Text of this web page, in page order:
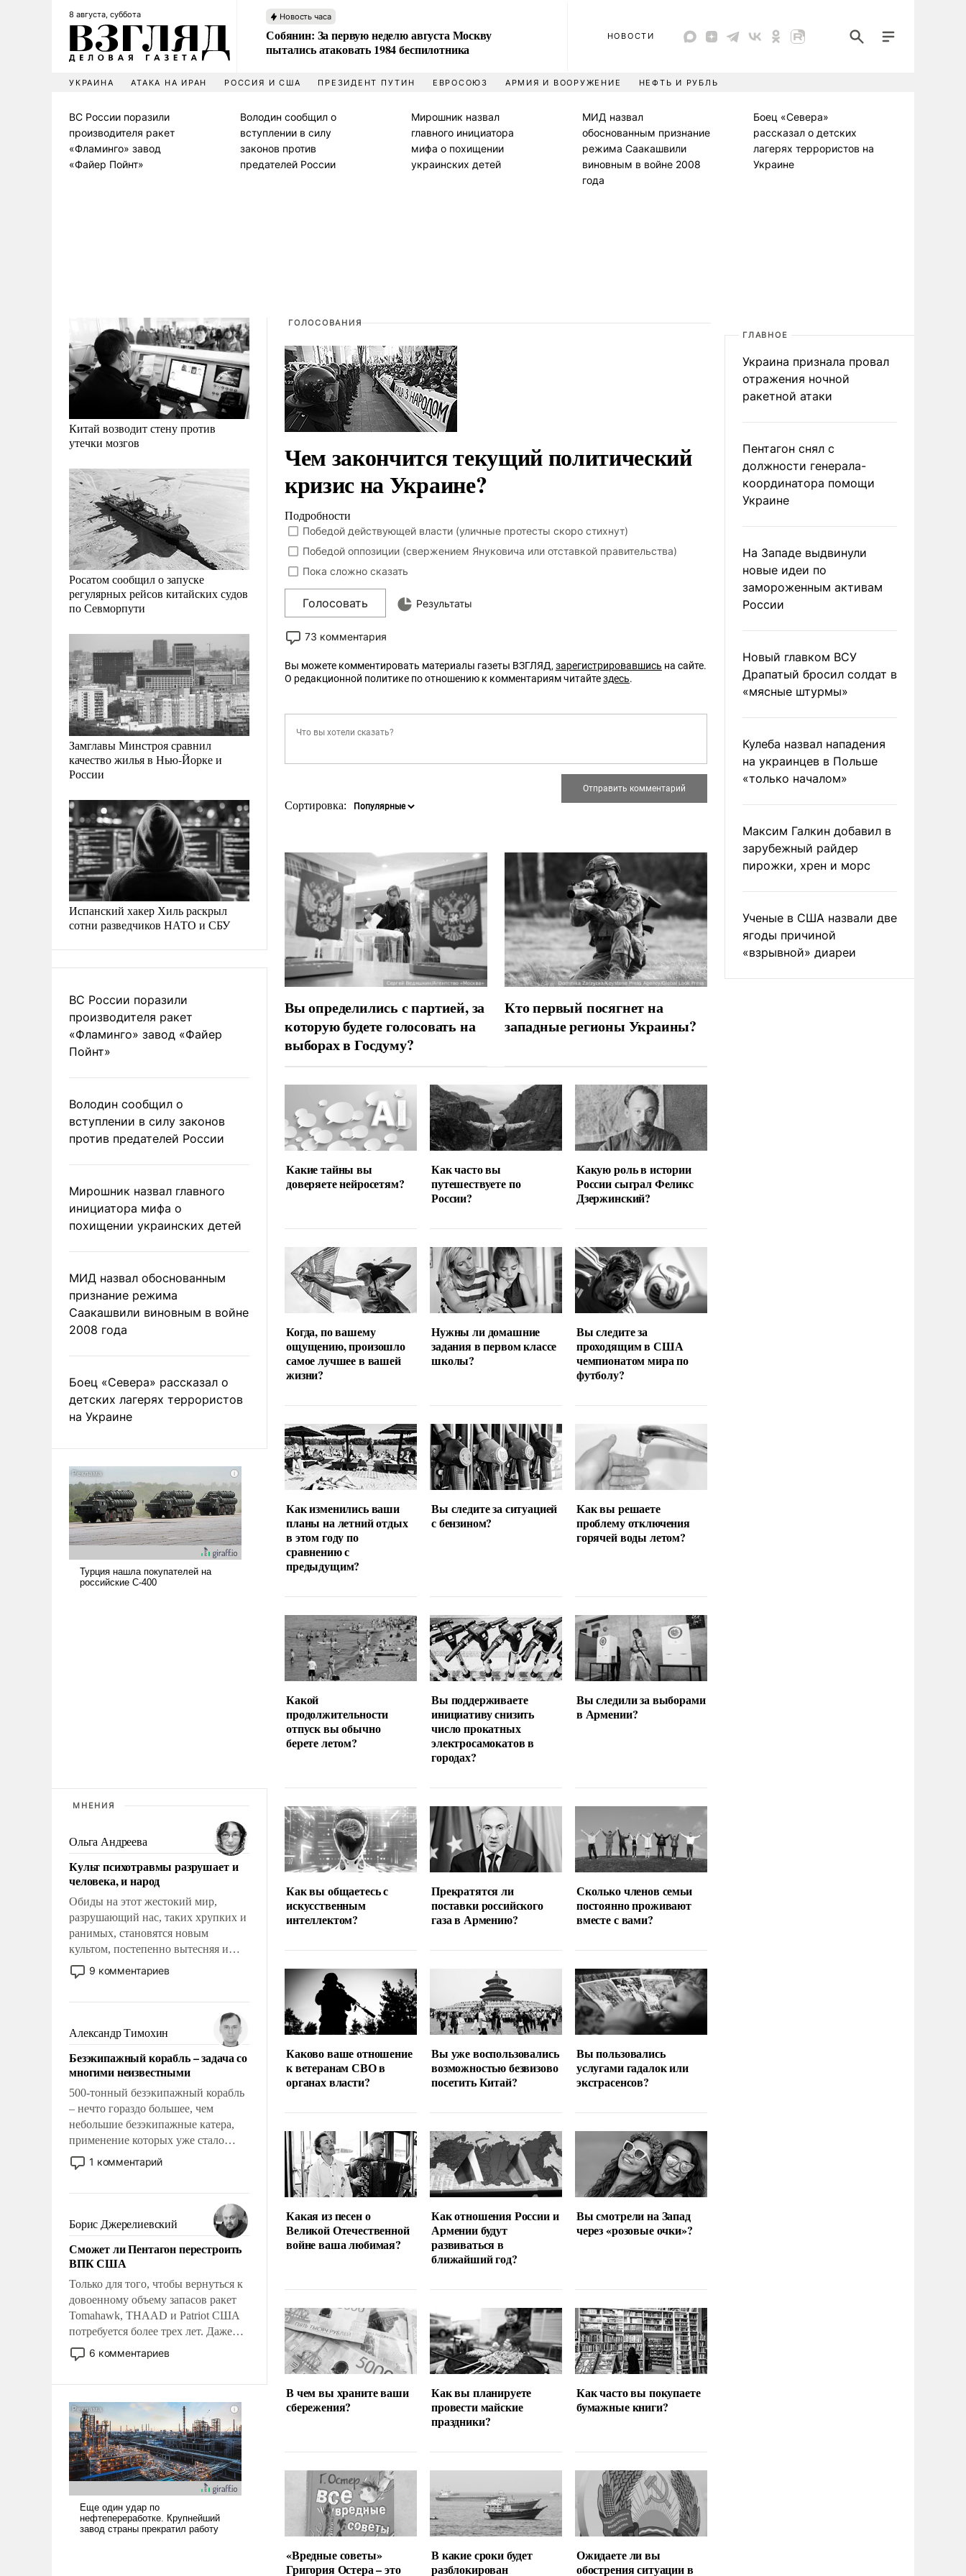
8 августа, суббота Новость часа
Собянин: За первую неделю августа Москву
пытались атаковать 1984 беспилотника
НОВОСТИ
УКРАИНА АТАКА НА ИРАН РОССИЯ И США ПРЕЗИДЕНТ ПУТИН ЕВРОСОЮЗ АРМИЯ И ВООРУЖЕНИЕ НЕФТЬ И РУБЛЬ
ВС России поразили
производителя ракет
«Фламинго» завод
«Файер Пойнт»
Володин сообщил о
вступлении в силу
законов против
предателей России
Мирошник назвал
главного инициатора
мифа о похищении
украинских детей
МИД назвал
обоснованным признание
режима Саакашвили
виновным в войне 2008
года
Боец «Севера»
рассказал о детских
лагерях террористов на
Украине
Китай возводит стену против
утечки мозгов
Росатом сообщил о запуске
регулярных рейсов китайских судов
по Севморпути
Замглавы Минстроя сравнил
качество жилья в Нью-Йорке и
России
Испанский хакер Хиль раскрыл
сотни разведчиков НАТО и СБУ
ВС России поразили
производителя ракет
«Фламинго» завод «Файер
Пойнт»
Володин сообщил о
вступлении в силу законов
против предателей России
Мирошник назвал главного
инициатора мифа о
похищении украинских детей
МИД назвал обоснованным
признание режима
Саакашвили виновным в войне
2008 года
Боец «Севера» рассказал о
детских лагерях террористов
на Украине
МНЕНИЯ
Ольга Андреева
Культ психотравмы разрушает и
человека, и народ
Обиды на этот жестокий мир,
разрушающий нас, таких хрупких и
ранимых, становятся новым
культом, постепенно вытесняя и
отменяя традиционное требование к
человеку – быть мужественным и
на себя ответственность, помогать
слабым, идти вперед и
адаптироваться.
9 комментариев
Александр Тимохин
Безэкипажный корабль – задача со
многими неизвестными
500-тонный безэкипажный корабль
– нечто гораздо большее, чем
небольшие безэкипажные катера,
применение которых уже стало
обыденностью. Задача по созданию
такого корабля очень сложна и
реализация радикально поднимет
наши боевые возможности.
1 комментарий
Борис Джерелиевский
Сможет ли Пентагон перестроить
ВПК США
Только для того, чтобы вернуться к
довоенному объему запасов ракет
Tomahawk, THAAD и Patriot США
потребуется более трех лет. Даже
небольшая война с Ираном
опустошила американские
уязвимости США, например, перед
Китаем.
6 комментариев
ГОЛОСОВАНИЯ
Чем закончится текущий политический
кризис на Украине?
Подробности
Победой действующей власти (уличные протесты скоро стихнут)
Победой оппозиции (свержением Януковича или отставкой правительства)
Пока сложно сказать
Голосовать Результаты
73 комментария
Вы можете комментировать материалы газеты ВЗГЛЯД, зарегистрировавшись на сайте.
О редакционной политике по отношению к комментариям читайтездесь.
Сортировка:
Вы определились с партией, за
которую будете голосовать на
выборах в Госдуму?
Кто первый посягнет на
западные регионы Украины?
Какие тайны вы
доверяете нейросетям?
Как часто вы
путешествуете по
России?
Какую роль в истории
России сыграл Феликс
Дзержинский?
Когда, по вашему
ощущению, произошло
самое лучшее в вашей
жизни?
Нужны ли домашние
задания в первом классе
школы?
Вы следите за
проходящим в США
чемпионатом мира по
футболу?
Как изменились ваши
планы на летний отдых
в этом году по
сравнению с
предыдущим?
Вы следите за ситуацией
с бензином?
Как вы решаете
проблему отключения
горячей воды летом?
Какой
продолжительности
отпуск вы обычно
берете летом?
Вы поддерживаете
инициативу снизить
число прокатных
электросамокатов в
городах?
Вы следили за выборами
в Армении?
Как вы общаетесь с
искусственным
интеллектом?
Прекратятся ли
поставки российского
газа в Армению?
Сколько членов семьи
постоянно проживают
вместе с вами?
Каково ваше отношение
к ветеранам СВО в
органах власти?
Вы уже воспользовались
возможностью безвизово
посетить Китай?
Вы пользовались
услугами гадалок или
экстрасенсов?
Какая из песен о
Великой Отечественной
войне ваша любимая?
Как отношения России и
Армении будут
развиваться в
ближайший год?
Вы смотрели на Запад
через «розовые очки»?
В чем вы храните ваши
сбережения?
Как вы планируете
провести майские
праздники?
Как часто вы покупаете
бумажные книги?
«Вредные советы»
Григория Остера – это
В какие сроки будет
разблокирован
Ожидаете ли вы
обострения ситуации в
ГЛАВНОЕ
Украина признала провал
отражения ночной
ракетной атаки
Пентагон снял с
должности генерала-
координатора помощи
Украине
На Западе выдвинули
новые идеи по
замороженным активам
России
Новый главком ВСУ
Драпатый бросил солдат в
«мясные штурмы»
Кулеба назвал нападения
на украинцев в Польше
«только началом»
Максим Галкин добавил в
зарубежный райдер
пирожки, хрен и морс
Ученые в США назвали две
ягоды причиной
«взрывной» диареи